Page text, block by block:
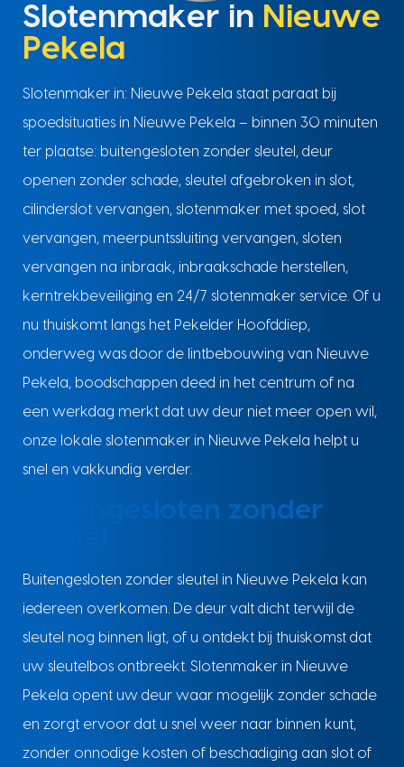
Slotenmaker in Nieuwe
Pekela
Slotenmaker in: Nieuwe Pekela staat paraat bij
spoedsituaties in Nieuwe Pekela – binnen 30 minuten
ter plaatse: buitengesloten zonder sleutel, deur
openen zonder schade, sleutel afgebroken in slot,
cilinderslot vervangen, slotenmaker met spoed, slot
vervangen, meerpuntssluiting vervangen, sloten
vervangen na inbraak, inbraakschade herstellen,
kerntrekbeveiliging en 24/7 slotenmaker service. Of u
nu thuiskomt langs het Pekelder Hoofddiep,
onderweg was door de lintbebouwing van Nieuwe
Pekela, boodschappen deed in het centrum of na
een werkdag merkt dat uw deur niet meer open wil,
onze lokale slotenmaker in Nieuwe Pekela helpt u
snel en vakkundig verder.
Buitengesloten zonder
Buitengesloten zonder sleutel in Nieuwe Pekela kan
iedereen overkomen. De deur valt dicht terwijl de
sleutel nog binnen ligt, of u ontdekt bij thuiskomst dat
uw sleutelbos ontbreekt. Slotenmaker in Nieuwe
Pekela opent uw deur waar mogelijk zonder schade
en zorgt ervoor dat u snel weer naar binnen kunt,
zonder onnodige kosten of beschadiging aan slot of